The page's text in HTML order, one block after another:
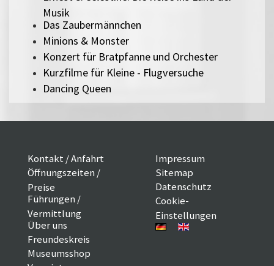
Musik
Das Zaubermännchen
Minions & Monster
Konzert für Bratpfanne und Orchester
Kurzfilme für Kleine - Flugversuche
Dancing Queen
Kontakt / Anfahrt
Öffnungszeiten /
Preise
Führungen /
Vermittlung
Über uns
Freundeskreis
Museumsshop
Impressum
Sitemap
Datenschutz
Cookie-
Einstellungen